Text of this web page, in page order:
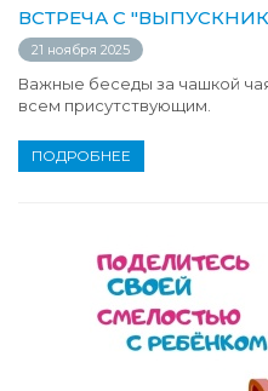
ВСТРЕЧА С
21 ноября 2025
Важные беседы за чашкой
всем присутствующим.
ПОДРОБНЕЕ